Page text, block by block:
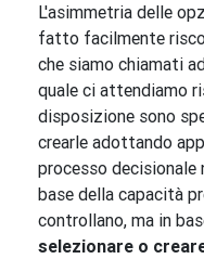
L'asimmetria delle
fatto facilmente
che siamo chiamati
quale ci attendiamo
disposizione sono
crearle adottando
processo decisionale
base della capacità
controllano, ma in
selezionare o